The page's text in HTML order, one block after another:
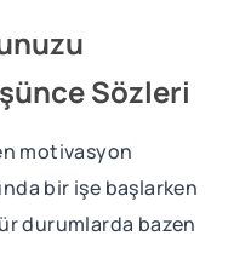
Sözleri
motivasyon
bir işe başlarken
durumlarda bazen